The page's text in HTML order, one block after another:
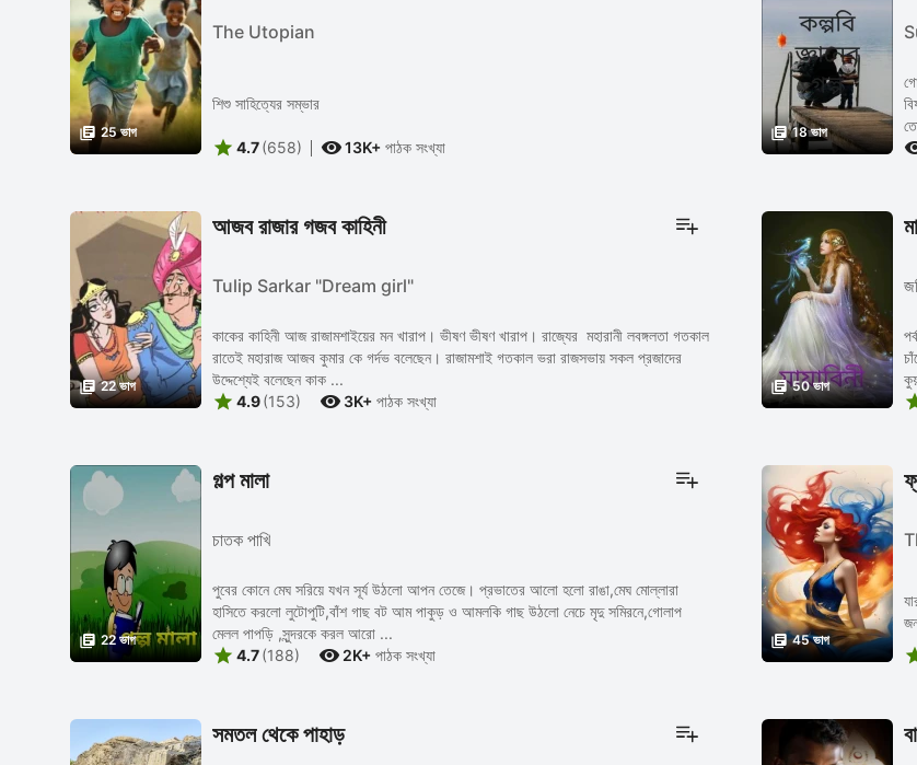
 25 ভাগ
The Utopian
শিশু সাহিত্যের সম্ভার
 4.7(658) 13K+ পাঠক সংখ্যা
 18 ভাগ
 22 ভাগ
আজব রাজার গজব কাহিনী
Tulip Sarkar "Dream girl"
কাকের কাহিনী আজ রাজামশাইয়ের মন খারাপ। ভীষণ ভীষণ খারাপ। রাজ্যের মহারানী লবঙ্গলতা গতকাল
রাতেই মহারাজ আজব কুমার কে গর্দভ বলেছেন। রাজামশাই গতকাল ভরা রাজসভায় সকল প্রজাদের
উদ্দেশ্যেই বলেছেন কাক ...
 4.9(153)  3K+ পাঠক সংখ্যা
 50 ভাগ
 22 ভাগ
গল্প মালা
চাতক পাখি
পুবের কোনে মেঘ সরিয়ে যখন সূর্য উঠলো আপন তেজে। প্রভাতের আলো হলো রাঙা,মেঘ মোল্লারা
হাসিতে করলো লুটোপুটি,বাঁশ গাছ বট আম পাকুড় ও আমলকি গাছ উঠলো নেচে মৃদু সমিরনে,গোলাপ
মেলল পাপড়ি ,সুন্দরকে করল আরো ...
 4.7(188)  2K+ পাঠক সংখ্যা
 45 ভাগ
সমতল থেকে পাহাড়